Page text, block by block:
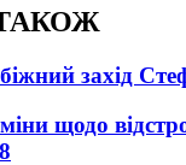
захід
щодо